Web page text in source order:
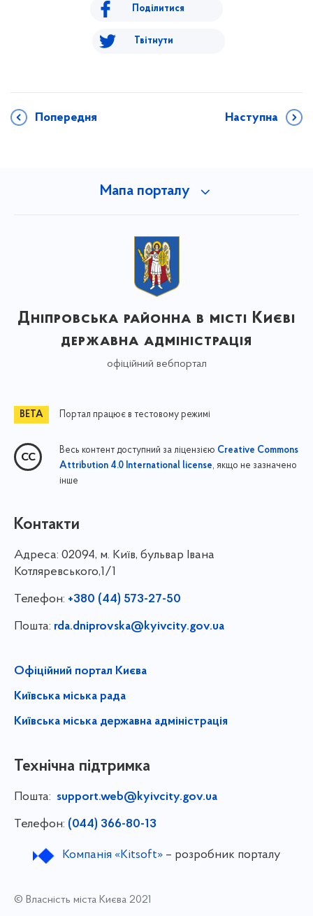
Поділитися
Твітнути
Попередня Наступна
Мапа порталу
Дніпровська районна в місті Києві
державна адміністрація
офіційний вебпортал
Портал працює в тестовому режимі
Весь контент доступний за ліцензією Creative Commons
Attribution 4.0 International license, якщо не зазначено
інше
Контакти
Адреса: 02094, м. Київ, бульвар Івана
Котляревського,1/1
Телефон: +380 (44) 573-27-50
Пошта: rda.dniprovska@kyivcity.gov.ua
Офіційний портал Києва
Київська міська рада
Київська міська державна адміністрація
Технічна підтримка
Пошта: support.web@kyivcity.gov.ua
Телефон: (044) 366-80-13
Компанія «Kitsoft»– розробник порталу
© Власність міста Києва 2021